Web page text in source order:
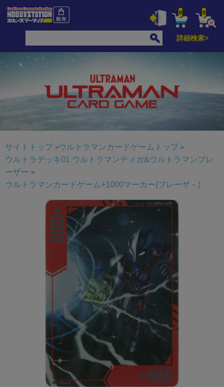
0 0
詳細検索>
サイトトップ
ウルトラマンカードゲームトップ
ウルトラデッキ01 ウルトラマンティガ&ウルトラマンブレ
ーザー
ウルトラマンカードゲーム+1000マーカー(ブレーザ－)